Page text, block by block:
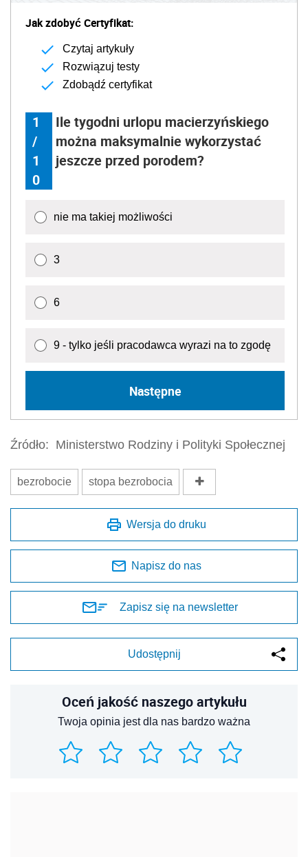
Jak zdobyć Certyfikat:
Czytaj artykuły
Rozwiązuj testy
Zdobądź certyfikat
1
/
1
0
Ile tygodni urlopu macierzyńskiego
można maksymalnie wykorzystać
jeszcze przed porodem?
nie ma takiej możliwości
3
6
9 - tylko jeśli pracodawca wyrazi na to zgodę
Następne
Źródło: Ministerstwo Rodziny i Polityki Społecznej
bezrobocie stopa bezrobocia
Wersja do druku
Napisz do nas
Zapisz się na newsletter
Udostępnij
Oceń jakość naszego artykułu
Twoja opinia jest dla nas bardzo ważna